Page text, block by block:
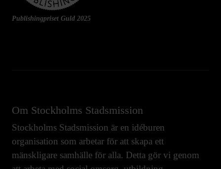
Publishingpriset Guld 2025
Om Stockholms Stadsmission
Stockholms Stadsmission är en idéburen
organisation som arbetar för att skapa ett
mänskligare samhälle för alla. Detta gör vi genom